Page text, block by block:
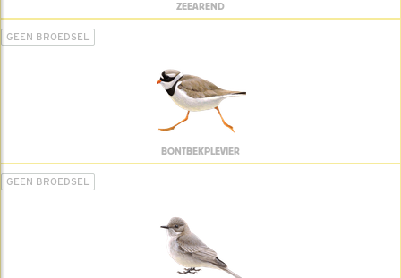
ZEEAREND
GEEN BROEDSEL
BONTBEKPLEVIER
GEEN BROEDSEL